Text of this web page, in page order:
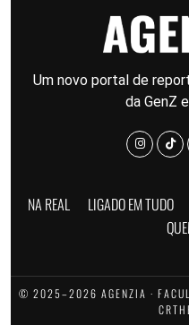
Um novo portal de
da GenZ
NA REAL LIGADO EM TUDO
© 2025–2026 AGENZIA ·